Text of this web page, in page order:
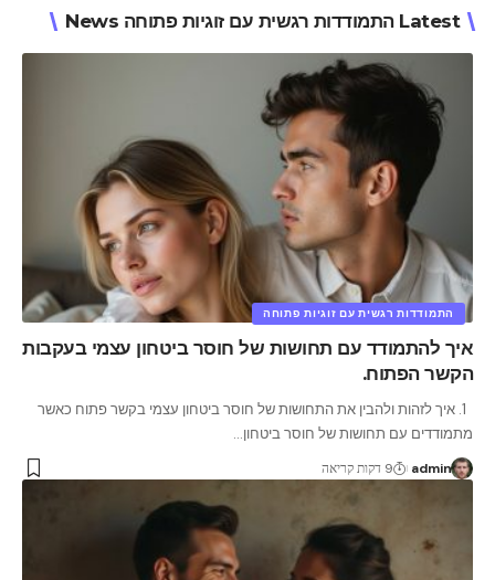
Latest התמודדות רגשית עם זוגיות פתוחה News
התמודדות רגשית עם זוגיות פתוחה
איך להתמודד עם תחושות של חוסר ביטחון עצמי בעקבות
הקשר הפתוח.
1. איך לזהות ולהבין את התחושות של חוסר ביטחון עצמי בקשר פתוח כאשר
מתמודדים עם תחושות של חוסר ביטחון…
admin 9 דקות קריאה